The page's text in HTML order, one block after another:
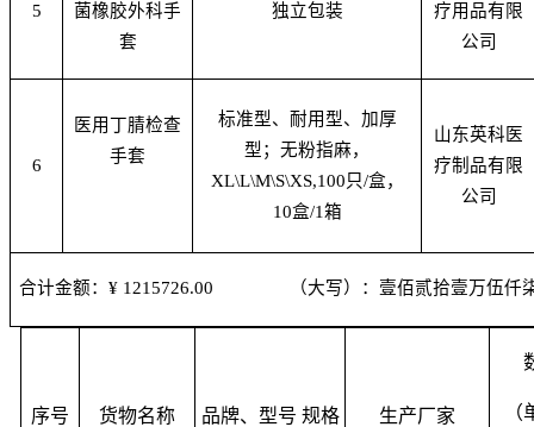
5
菌橡胶外科手
套
独立包装
疗用品有限
公司
6
医用丁腈检查
手套
标准型、耐用型、加厚
型；无粉指麻，
XL\L\M\S\XS,100只/盒，
10盒/1箱
山东英科医
疗制品有限
公司
合计金额：¥ 1215726.00 （大写）：壹佰贰拾壹万伍仟柒
序号 货物名称 品牌、型号 规格 生产厂家